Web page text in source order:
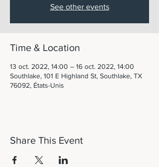
See other events
Time & Location
13 oct. 2022, 14:00 – 16 oct. 2022, 14:00
Southlake, 101 E Highland St, Southlake, TX
76092, États-Unis
Share This Event